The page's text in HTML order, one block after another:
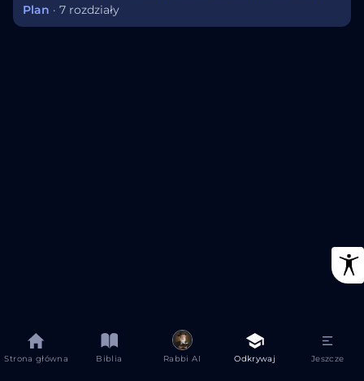
Plan · 7 rozdziały
Strona główna Biblia Rabbi AI Odkrywaj Jeszcze